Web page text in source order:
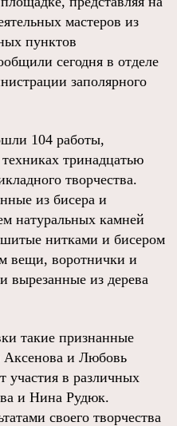
мастеров из
пунктов
сегодня в отделе
заполярного
104 работы,
тринадцатью
творчества.
из бисера и
натуральных камней
нитками и бисером
вещи, воротнички и
вырезанные из дерева
такие признанные
Аксенова и Любовь
в различных
и Нина Рудюк.
своего творчества